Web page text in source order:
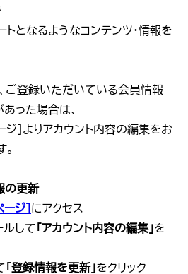
となるようなコンテンツ・情報を
ご登録いただいている会員情報
あった場合は、
ジ］よりアカウント内容の編集をお
の更新
ージ］ にアクセス
ルして 「アカウント内容の編集」を
「登録情報を更新」をクリック